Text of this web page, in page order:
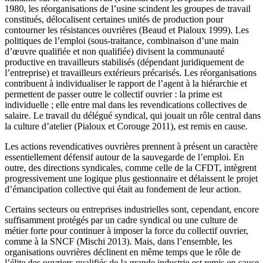
1980, les réorganisations de l’usine scindent les groupes de travail
constitués, délocalisent certaines unités de production pour
contourner les résistances ouvrières (Beaud et Pialoux 1999). Les
politiques de l’emploi (sous-traitance, combinaison d’une main
d’œuvre qualifiée et non qualifiée) divisent la communauté
productive en travailleurs stabilisés (dépendant juridiquement de
l’entreprise) et travailleurs extérieurs précarisés. Les réorganisations
contribuent à individualiser le rapport de l’agent à la hiérarchie et
permettent de passer outre le collectif ouvrier : la prime est
individuelle ; elle entre mal dans les revendications collectives de
salaire. Le travail du délégué syndical, qui jouait un rôle central dans
la culture d’atelier (Pialoux et Corouge 2011), est remis en cause.
Les actions revendicatives ouvrières prennent à présent un caractère
essentiellement défensif autour de la sauvegarde de l’emploi. En
outre, des directions syndicales, comme celle de la CFDT, intègrent
progressivement une logique plus gestionnaire et délaissent le projet
d’émancipation collective qui était au fondement de leur action.
Certains secteurs ou entreprises industrielles sont, cependant, encore
suffisamment protégés par un cadre syndical ou une culture de
métier forte pour continuer à imposer la force du collectif ouvrier,
comme à la SNCF (Mischi 2013). Mais, dans l’ensemble, les
organisations ouvrières déclinent en même temps que le rôle de